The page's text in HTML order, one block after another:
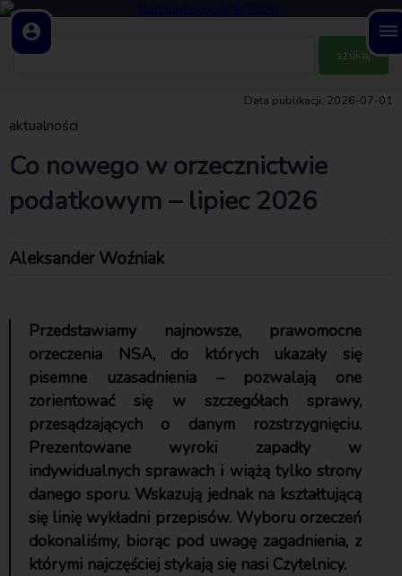
account_circle dehaze
Data publikacji: 2026-07-01
aktualności
Co nowego w orzecznictwie
podatkowym – lipiec 2026
Aleksander Woźniak
Przedstawiamy najnowsze, prawomocne
orzeczenia NSA, do których ukazały się
pisemne uzasadnienia – pozwalają one
zorientować się w szczegółach sprawy,
przesądzających o danym rozstrzygnięciu.
Prezentowane wyroki zapadły w
indywidualnych sprawach i wiążą tylko strony
danego sporu. Wskazują jednak na kształtującą
się linię wykładni przepisów. Wyboru orzeczeń
dokonaliśmy, biorąc pod uwagę zagadnienia, z
którymi najczęściej stykają się nasi Czytelnicy.